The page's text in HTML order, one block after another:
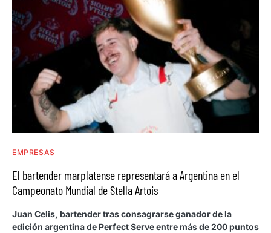
EMPRESAS
El bartender marplatense representará a Argentina en el
Campeonato Mundial de Stella Artois
Juan Celis, bartender tras consagrarse ganador de la
edición argentina de Perfect Serve entre más de 200 puntos